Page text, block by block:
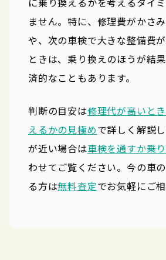
ません。特に、修理費がかさ
や、次の車検で大きな整備費
ときは、乗り換えのほうが結
済的なこともあります。
判断の目安は修理代が高いと
えるかの見極めで詳しく解説
が近い場合は車検を通すか乗
わせてご覧ください。今の車
る方は無料査定でお気軽にご